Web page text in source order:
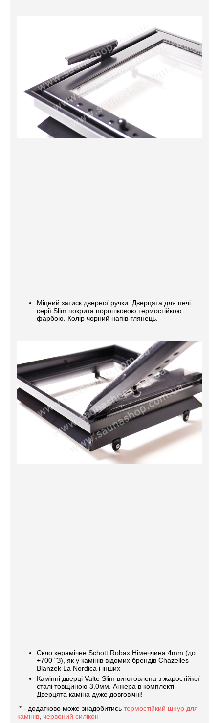
Міцний затиск дверної ручки. Дверцята для печі
серії Slim покрита порошковою термостійкою
фарбою. Колір чорний напів-глянець.
Скло керамічне Schott Robax Німеччина 4mm (до
+700 "З), як у камінів відомих брендів Chazelles
Blanzek La Nordica і інших
Камінні дверці Valte Slim виготовлена з жаростійкої
сталі товщиною 3.0мм. Анкера в комплекті.
Дверцята каміна дуже довговічні!
* - додатково може знадобитись термостійкий шнур для
камінів червоний силікон